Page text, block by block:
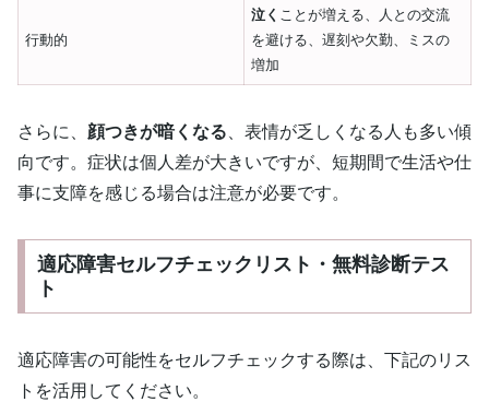
行動的
泣く ことが増える、人との交流
を避ける、遅刻や欠勤、ミスの
増加
さらに、 顔つきが暗くなる 、表情が乏しくなる人も多い傾
向です。症状は個人差が大きいですが、短期間で生活や仕
事に支障を感じる場合は注意が必要です。
適応障害セルフチェックリスト・無料診断テス
ト
適応障害の可能性をセルフチェックする際は、下記のリス
トを活用してください。